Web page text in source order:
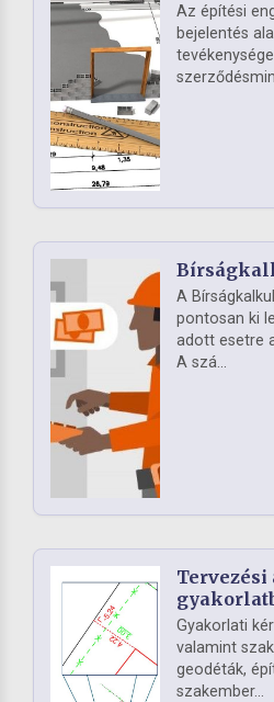
Az építési
bejelentés
A
pontosan ki
adott esetre
A szá...
Gyakorlati
valamint
geodéták,
szakember...